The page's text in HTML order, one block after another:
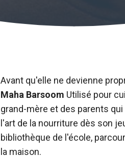
Avant qu'elle ne devienne
Maha Barsoom Utilisé pour
grand-mère et des parents
l'art de la nourriture dès son
bibliothèque de l'école,
la maison.